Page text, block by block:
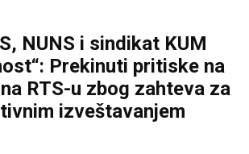
NUNS i sindikat KUM
Prekinuti pritiske na
RTS-u zbog zahteva za
izveštavanjem